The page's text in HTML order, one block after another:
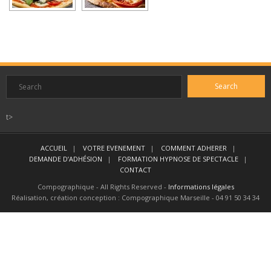
t>
ACCUEIL VOTRE EVENEMENT
COMMENT ADHERER
DEMANDE D’ADHÉSION
FORMATION HYPNOSE DE SPECTACLE
CONTACT
Compographique - All Rights Reserved - Informations légales
Réalisation, création conception : Compographique Marseille - 04 91 50 34 34